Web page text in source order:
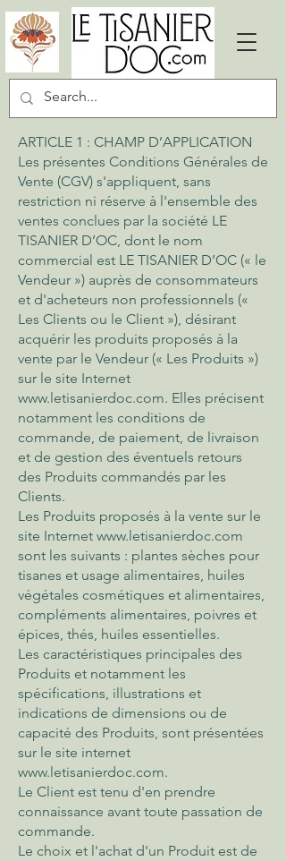
ARTICLE 1 : CHAMP D’APPLICATION
Les présentes Conditions Générales de
Vente (CGV) s'appliquent, sans
restriction ni réserve à l'ensemble des
ventes conclues par la société LE
TISANIER D’OC, dont le nom
commercial est LE TISANIER D’OC (« le
Vendeur ») auprès de consommateurs
et d'acheteurs non professionnels («
Les Clients ou le Client »), désirant
acquérir les produits proposés à la
vente par le Vendeur (« Les Produits »)
sur le site Internet
www.letisanierdoc.com. Elles précisent
notamment les conditions de
commande, de paiement, de livraison
et de gestion des éventuels retours
des Produits commandés par les
Clients.
Les Produits proposés à la vente sur le
site Internet www.letisanierdoc.com
sont les suivants : plantes sèches pour
tisanes et usage alimentaires, huiles
végétales cosmétiques et alimentaires,
compléments alimentaires, poivres et
épices, thés, huiles essentielles.
Les caractéristiques principales des
Produits et notamment les
spécifications, illustrations et
indications de dimensions ou de
capacité des Produits, sont présentées
sur le site internet
www.letisanierdoc.com.
Le Client est tenu d'en prendre
connaissance avant toute passation de
commande.
Le choix et l'achat d'un Produit est de